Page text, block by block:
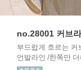
no.28001 커브
부드럽게 흐르는 커
언발라인 /한쪽만